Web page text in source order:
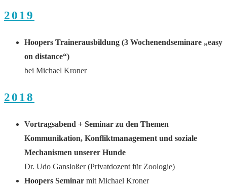
2019
Hoopers Trainerausbildung (3 Wochenendseminare „easy
on distance“)
bei Michael Kroner
2018
Vortragsabend + Seminar zu den Themen
Kommunikation, Konfliktmanagement und soziale
Mechanismen unserer Hunde
Dr. Udo Gansloßer (Privatdozent für Zoologie)
Hoopers Seminar mit Michael Kroner